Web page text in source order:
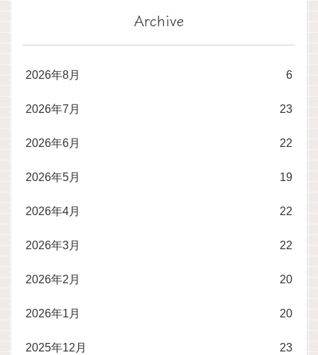
Archive
2026年8月 6
2026年7月 23
2026年6月 22
2026年5月 19
2026年4月 22
2026年3月 22
2026年2月 20
2026年1月 20
2025年12月 23